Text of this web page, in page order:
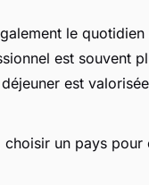
le
est souvent
est
un pays